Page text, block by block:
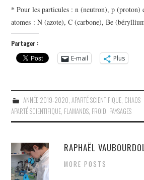
*Pour les particules :n (neutron), p (proton)
atomes : N (azote), C (carbone), Be
Partager :
E-mail
Plus
ANNÉE 2019-2020, APARTÉ SCIENTIFIQUE, CHAOS
APARTÉ SCIENTIFIQUE, FLAMANDS, FROID, PAYSAGES
RAPHAËL
MORE POSTS